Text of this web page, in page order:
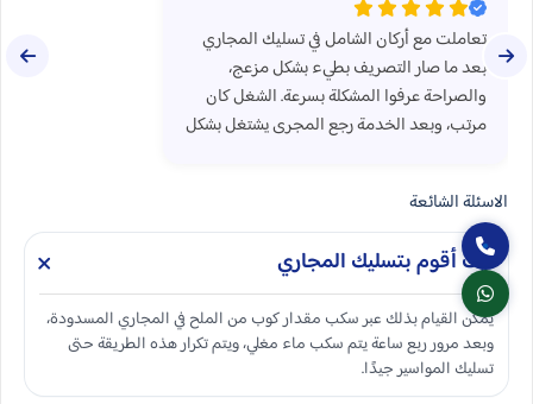
تعاملت مع أركان الشامل في تسليك المجاري
بعد ما صار التصريف بطيء بشكل مزعج،
والصراحة عرفوا المشكلة بسرعة. الشغل كان
مرتب، وبعد الخدمة رجع المجرى يشتغل بشكل
الاسئلة الشائعة
كيف أقوم بتسليك المجاري
يمكن القيام بذلك عبر سكب مقدار كوب من الملح في المجاري المسدودة،
وبعد مرور ربع ساعة يتم سكب ماء مغلي، ويتم تكرار هذه الطريقة حتى
تسليك المواسير جيدًا.